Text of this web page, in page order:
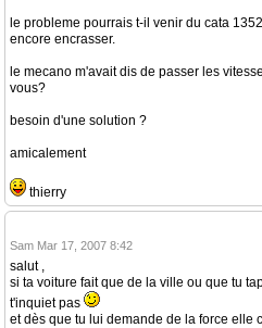
le probleme pourrais t-il venir du cata
encore encrasser.
le mecano m'avait dis de passer les
vous?
besoin d'une solution ?
amicalement
thierry
Sam Mar 17, 2007 8:42
salut ,
si ta voiture fait que de la ville ou que tu
t'inquiet pas
et dès que tu lui demande de la force elle